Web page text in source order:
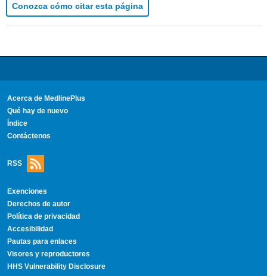
Conozca cómo citar esta página
Acerca de MedlinePlus
Qué hay de nuevo
Índice
Contáctenos
RSS
Exenciones
Derechos de autor
Política de privacidad
Accesibilidad
Pautas para enlaces
Visores y reproductores
HHS Vulnerability Disclosure